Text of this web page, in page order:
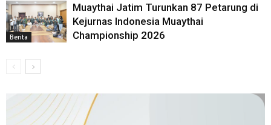
Berita
Muaythai Jatim Turunkan 87 Petarung di
Kejurnas Indonesia Muaythai
Championship 2026